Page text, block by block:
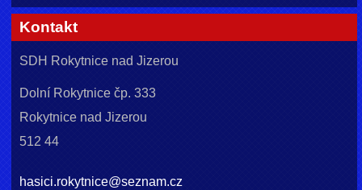
Kontakt
SDH Rokytnice nad Jizerou
Dolní Rokytnice čp. 333
Rokytnice nad Jizerou
512 44
hasici.rokytnice@seznam.cz